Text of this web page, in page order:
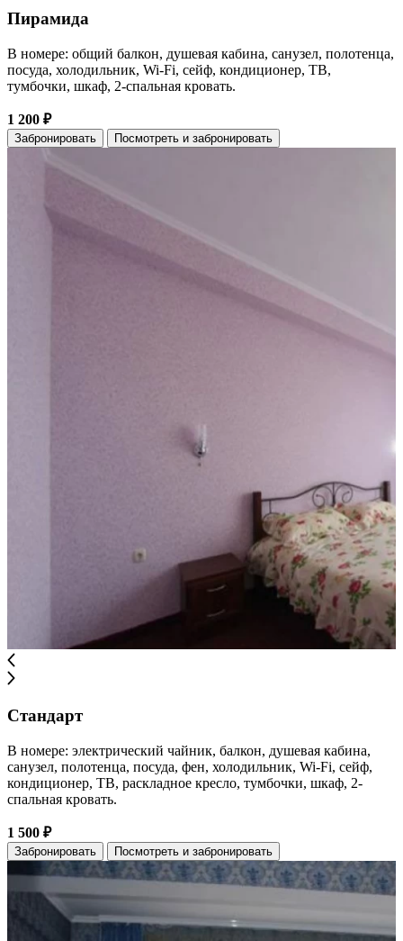
Пирамида
В номере: общий балкон, душевая кабина, санузел, полотенца,
посуда, холодильник, Wi-Fi, сейф, кондиционер, ТВ,
тумбочки, шкаф, 2-спальная кровать.
1 200 ₽
Забронировать Посмотреть и забронировать
Стандарт
В номере: электрический чайник, балкон, душевая кабина,
санузел, полотенца, посуда, фен, холодильник, Wi-Fi, сейф,
кондиционер, ТВ, раскладное кресло, тумбочки, шкаф, 2-
спальная кровать.
1 500 ₽
Забронировать Посмотреть и забронировать